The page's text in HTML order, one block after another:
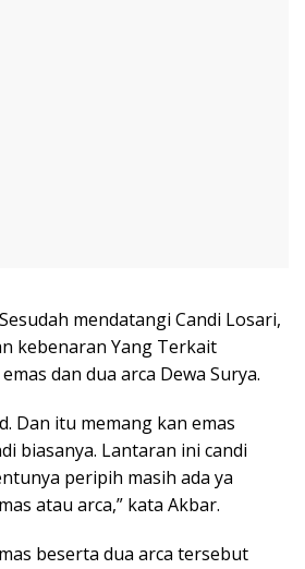
mendatangi Candi Losari,
kebenaran Yang Terkait
dan dua arca Dewa Surya.
Dan itu memang kan emas
biasanya. Lantaran ini candi
peripih masih ada ya
atau arca,” kata Akbar.
beserta dua arca tersebut